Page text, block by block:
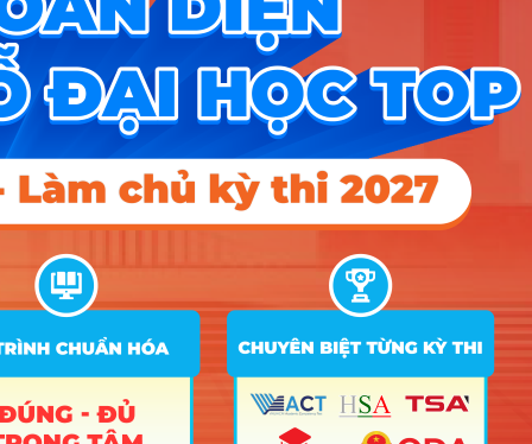
người thích tìm hiểu xem một tấm pin mặt
trời hoạt động ra sao, hay tại sao cái quạt gió
lại tạo ra điện, thay vì chỉ thích ngồi văn
phòng máy lạnh làm giấy tờ.
Sự tỉ mỉ và kỷ luật thép:
Trong ngành năng
lượng, một sai sót nhỏ trong đấu nối hay tính
toán có thể dẫn đến cháy nổ hoặc hỏng hóc
thiết bị hàng tỷ đồng, nên tính cẩn thận là bắt
Khả năng tự học và thích nghi: Công nghệ
năng lượng thay đổi chóng mặt (ví dụ từ điện
than sang điện xanh), nếu bạn lười cập nhật
kiến thức mới, bạn sẽ bị đào thải chỉ sau vài
năm ra trường.